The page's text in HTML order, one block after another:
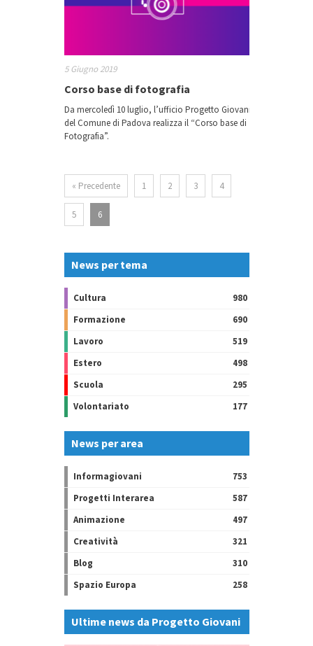
5 Giugno 2019
Corso base di fotografia
Da mercoledì 10 luglio, l’ufficio Progetto Giovani
del Comune di Padova realizza il “Corso base di
Fotografia”.
« Precedente 1 2 3 4
5 6
News per tema
Cultura
980
Formazione
690
Lavoro
519
Estero
498
Scuola
295
Volontariato
177
News per area
Informagiovani
753
Progetti Interarea
587
Animazione
497
Creatività
321
Blog
310
Spazio Europa
258
Ultime news da Progetto Giovani